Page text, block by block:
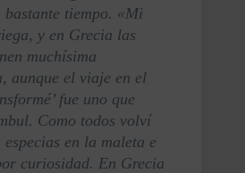
bastante tiempo. «Mi
y en Grecia las
muchísima
aunque el viaje en el
fue uno que
Como todos volví
especias en la maleta e
curiosidad. En Grecia